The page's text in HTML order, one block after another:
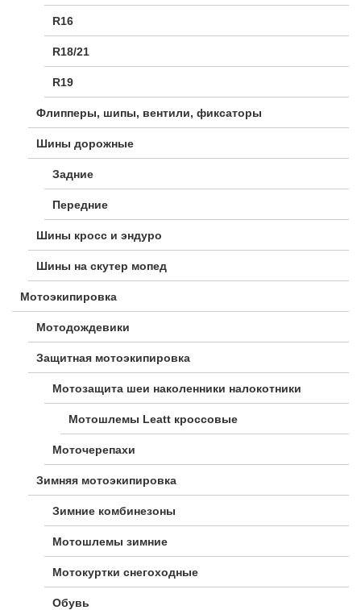
R16
R18/21
R19
Флипперы, шипы, вентили, фиксаторы
Шины дорожные
Задние
Передние
Шины кросс и эндуро
Шины на скутер мопед
Мотоэкипировка
Мотодождевики
Защитная мотоэкипировка
Мотозащита шеи наколенники налокотники
Мотошлемы Leatt кроссовые
Моточерепахи
Зимняя мотоэкипировка
Зимние комбинезоны
Мотошлемы зимние
Мотокуртки снегоходные
Обувь